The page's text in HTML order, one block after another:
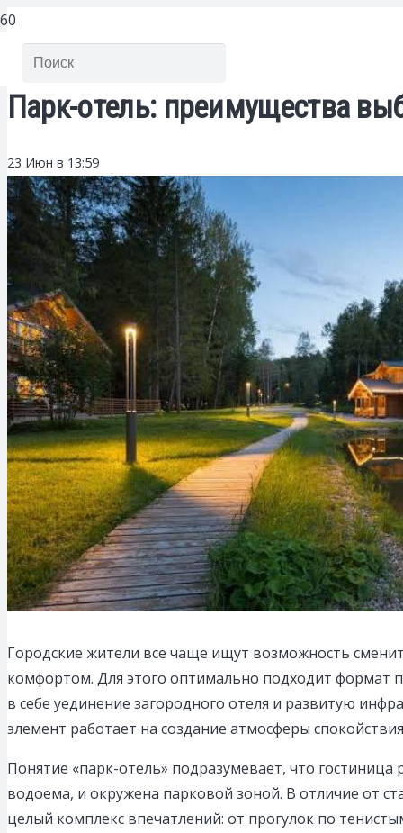
Парк-отель: преимущества
23 Июн в 13:59
Городские жители все чаще ищут возможность
комфортом. Для этого оптимально подходит формат
в себе уединение загородного отеля и развитую
элемент работает на создание атмосферы
Понятие «парк-отель» подразумевает, что
водоема, и окружена парковой зоной. В отличие от
целый комплекс впечатлений: от прогулок по